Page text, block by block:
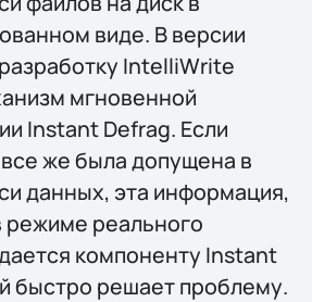
виде. В версии
IntelliWrite
мгновенной
Instant Defrag. Если
же была допущена в
данных, эта информация,
реального
компоненту Instant
быстро решает проблему.